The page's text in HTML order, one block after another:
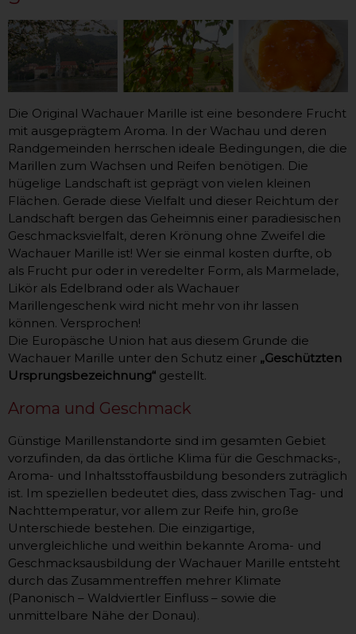
Die Original Wachauer Marille ist eine besondere Frucht
mit ausgeprägtem Aroma. In der Wachau und deren
Randgemeinden herrschen ideale Bedingungen, die die
Marillen zum Wachsen und Reifen benötigen. Die
hügelige Landschaft ist geprägt von vielen kleinen
Flächen. Gerade diese Vielfalt und dieser Reichtum der
Landschaft bergen das Geheimnis einer paradiesischen
Geschmacksvielfalt, deren Krönung ohne Zweifel die
Wachauer Marille ist! Wer sie einmal kosten durfte, ob
als Frucht pur oder in veredelter Form, als Marmelade,
Likör als Edelbrand oder als Wachauer
Marillengeschenk wird nicht mehr von ihr lassen
können. Versprochen!
Die Europäsche Union hat aus diesem Grunde die
Wachauer Marille unter den Schutz einer „Geschützten
Ursprungsbezeichnung“ gestellt.
Aroma und Geschmack
Günstige Marillenstandorte sind im gesamten Gebiet
vorzufinden, da das örtliche Klima für die Geschmacks-,
Aroma- und Inhaltsstoffausbildung besonders zuträglich
ist. Im speziellen bedeutet dies, dass zwischen Tag- und
Nachttemperatur, vor allem zur Reife hin, große
Unterschiede bestehen. Die einzigartige,
unvergleichliche und weithin bekannte Aroma- und
Geschmacksausbildung der Wachauer Marille entsteht
durch das Zusammentreffen mehrer Klimate
(Panonisch – Waldviertler Einfluss – sowie die
unmittelbare Nähe der Donau).